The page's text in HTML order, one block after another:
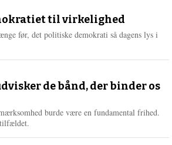
e
r
til virkelighed
før, det politiske demokrati så dagens lys i
de bånd, der binder os
burde være en fundamental frihed.